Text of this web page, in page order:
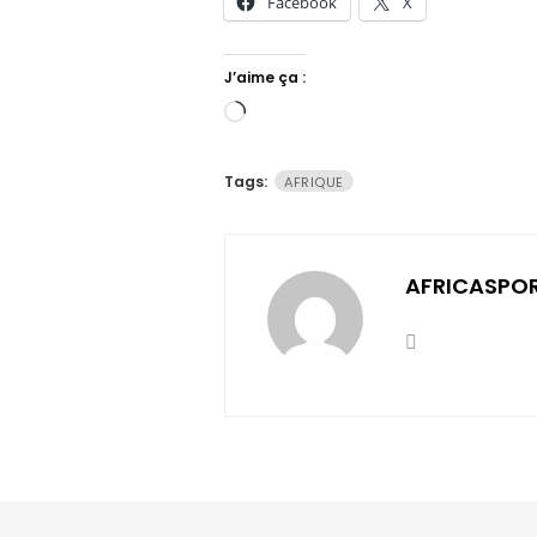
J’aime ça :
Chargement…
Tags: AFRIQUE